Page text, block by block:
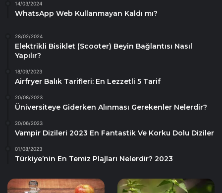
14/03/2024
WhatsApp Web Kullanmayan Kaldı mı?
28/02/2024
Elektrikli Bisiklet (Scooter) Beyin Bağlantısı Nasıl
Yapılır?
18/09/2023
Airfryer Balık Tarifleri: En Lezzetli 5 Tarif
20/08/2023
Üniversiteye Giderken Alınması Gerekenler Nelerdir?
20/06/2023
Vampir Dizileri 2023 En Fantastik Ve Korku Dolu Diziler
01/08/2023
Türkiye’nin En Temiz Plajları Nelerdir? 2023